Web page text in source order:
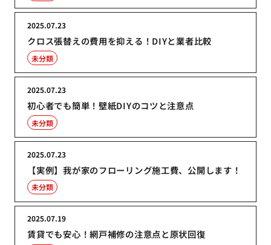
クロス張替えの費用を抑える！DIYと業者比較
2025.07.23
未分類
初心者でも簡単！壁紙DIYのコツと注意点
2025.07.23
未分類
【実例】我が家のフローリング施工費、公開します！
2025.07.23
未分類
賃貸でも安心！網戸補修の注意点と原状回復
2025.07.19